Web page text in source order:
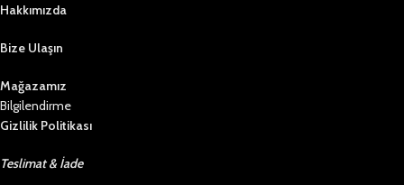
Hakkımızda
Bize Ulaşın
Mağazamız
Bilgilendirme
Gizlilik Politikası
Teslimat & İade